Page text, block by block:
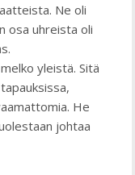
Ne oli
osa uhreista oli
yleistä. Sitä
He
johtaa